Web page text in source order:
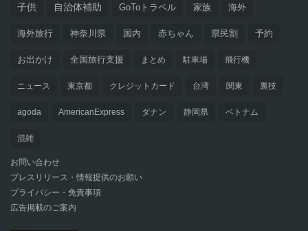
子供 自治体補助 GoToトラベル 家族 海外
海外旅行 神奈川県 国内 赤ちゃん 県民割 予約
お出かけ 全国旅行支援 まとめ 駐車場 飛行機
ニュース 東京都 クレジットカード 台湾 関東 裏技
agoda AmericanExpress ダナン 静岡県 ベトナム
混雑
お問い合わせ
プレスリリース・情報提供のお願い
プライバシー・免責事項
広告掲載のご案内